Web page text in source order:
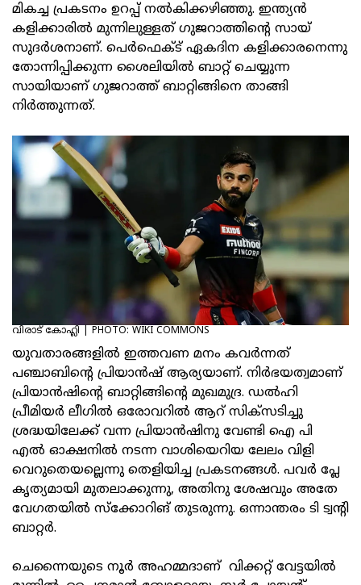
മികച്ച പ്രകടനം ഉറപ്പ് നൽകിക്കഴിഞ്ഞു. ഇന്ത്യൻ
കളിക്കാരിൽ മുന്നിലുള്ളത് ഗുജറാത്തിന്റെ സായ്
സുദർശനാണ്. പെർഫെക്ട് ഏകദിന കളിക്കാരനെന്നു
തോന്നിപ്പിക്കുന്ന ശൈലിയിൽ ബാറ്റ് ചെയ്യുന്ന
സായിയാണ് ഗുജറാത്ത്‌ ബാറ്റിങ്ങിനെ താങ്ങി
നിർത്തുന്നത്.
വിരാട് കോഹ്ലി | PHOTO: WIKI COMMONS
യുവതാരങ്ങളിൽ ഇത്തവണ മനം കവർന്നത്
പഞ്ചാബിന്റെ പ്രിയാൻഷ് ആര്യയാണ്. നിർഭയത്വമാണ്
പ്രിയാൻഷിന്റെ ബാറ്റിങ്ങിന്റെ മുഖമുദ്ര. ഡൽഹി
പ്രീമിയർ ലീഗിൽ ഒരോവറിൽ ആറ് സിക്സടിച്ചു
ശ്രദ്ധയിലേക്ക് വന്ന പ്രിയാൻഷിനു വേണ്ടി ഐ പി
എൽ ഓക്ഷനിൽ നടന്ന വാശിയെറിയ ലേലം വിളി
വെറുതെയല്ലെന്നു തെളിയിച്ച പ്രകടനങ്ങൾ. പവർ പ്ലേ
കൃത്യമായി മുതലാക്കുന്നു, അതിനു ശേഷവും അതേ
വേഗതയിൽ സ്ക്കോറിങ് തുടരുന്നു. ഒന്നാന്തരം ടി ട്വന്റി
ബാറ്റർ.
ചെന്നൈയുടെ നൂർ അഹമ്മദാണ് വിക്കറ്റ് വേട്ടയിൽ